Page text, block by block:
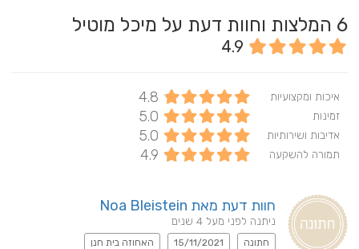
6 המלצות וחוות דעת על מיכל מוטיל
4.9
איכות ומקצועיות 4.8
זמינות 5.0
אדיבות ושירותיות 5.0
תמורה להשקעה 4.9
חוות דעת מאת Noa Bleistein
ניתנה לפני מעל 4 שנים
חתונה 15/11/2021 האחוזה בית חנן